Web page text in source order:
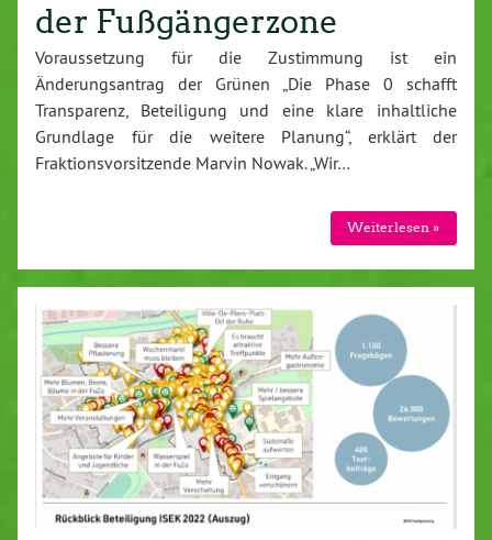
der Fußgängerzone
Voraussetzung für die Zustimmung ist ein
Änderungsantrag der Grünen „Die Phase 0 schafft
Transparenz, Beteiligung und eine klare inhaltliche
Grundlage für die weitere Planung“, erklärt der
Fraktionsvorsitzende Marvin Nowak. „Wir…
Weiterlesen »